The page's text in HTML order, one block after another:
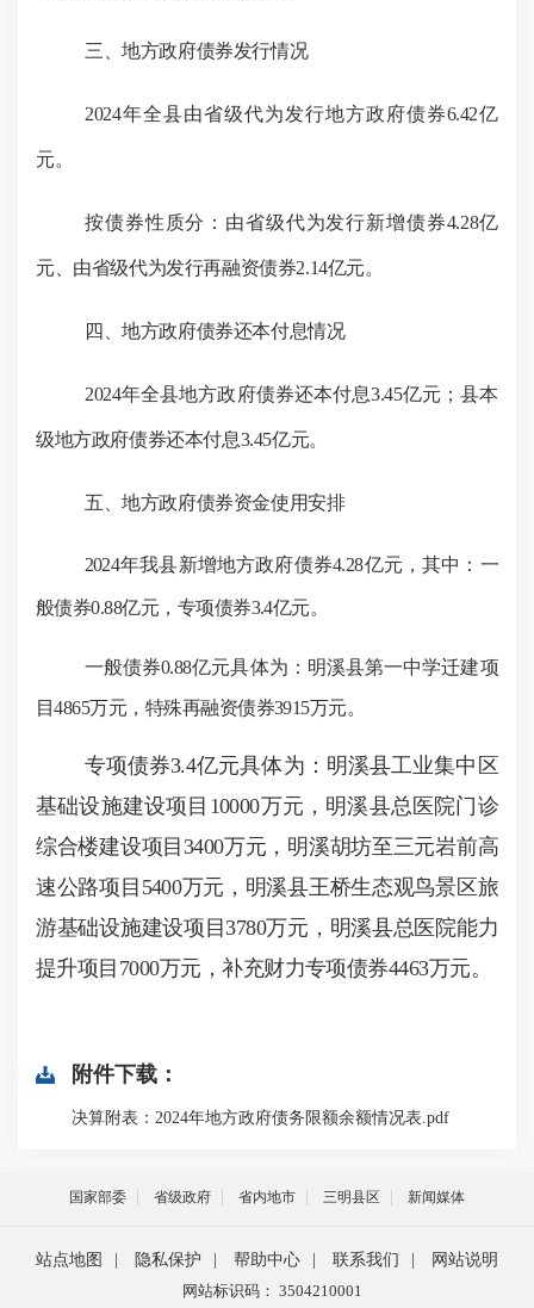
三、地方政府债券发行情况
2024年全县由省级代为发行地方政府债券6.42亿
元。
按债券性质分：由省级代为发行新增债券4.28亿
元、由省级代为发行再融资债券2.14亿元。
四、地方政府债券还本付息情况
2024年全县地方政府债券还本付息3.45亿元； 县本
级地方政府债券还本付息3.45亿元。
五、地方政府债券资金使用安排
2024年我县新增地方政府债券4.28亿元，其中：一
般债券0.88亿元，专项债券3.4亿元。
一般债券0.88亿元具体为：明溪县第一中学迁建项
目4865万元，特殊再融资债券3915万元。
专项债券3.4亿元具体为：明溪县工业集中区
基础设施建设项目10000万元，明溪县总医院门诊
综合楼建设项目3400万元，明溪胡坊至三元岩前高
速公路项目5400万元，明溪县王桥生态观鸟景区旅
游基础设施建设项目3780万元，明溪县总医院能力
提升项目7000万元，补充财力专项债券4463万元。
附件下载：
决算附表：2024年地方政府债务限额余额情况表.pdf
国家部委 省级政府 省内地市 三明县区 新闻媒体
站点地图 隐私保护 帮助中心 联系我们
网站说明
网站标识码： 3504210001